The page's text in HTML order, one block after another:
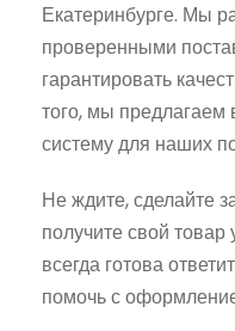
Екатеринбурге. Мы
проверенными
гарантировать
того, мы
систему для наших
Не ждите, сделайте
получите свой
всегда готова
помочь с